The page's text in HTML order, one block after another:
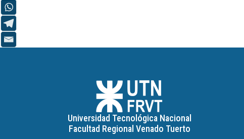
Universidad Tecnológica Nacional
Facultad Regional Venado Tuerto